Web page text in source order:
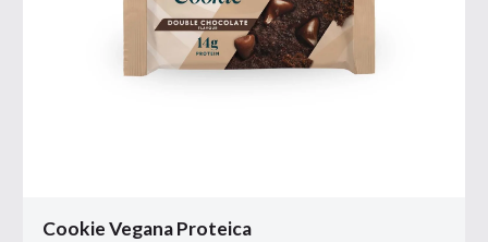
Cookie Vegana Proteica